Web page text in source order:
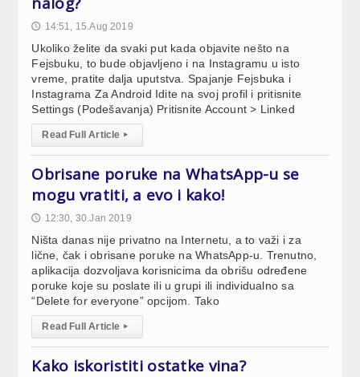
🕔 14:51, 15.Aug 2019
Ukoliko želite da svaki put kada objavite nešto na
Fejsbuku, to bude objavljeno i na Instagramu u isto
vreme, pratite dalja uputstva. Spajanje Fejsbuka i
Instagrama Za Android Idite na svoj profil i pritisnite
Settings (Podešavanja) Pritisnite Account > Linked
Read Full Article ▸
Obrisane poruke na WhatsApp-u se
mogu vratiti, a evo i kako!
🕔 12:30, 30.Jan 2019
Ništa danas nije privatno na Internetu, a to važi i za
lične, čak i obrisane poruke na WhatsApp-u. Trenutno,
aplikacija dozvoljava korisnicima da obrišu određene
poruke koje su poslate ili u grupi ili individualno sa
“Delete for everyone” opcijom. Tako
Read Full Article ▸
Kako iskoristiti ostatke vina?